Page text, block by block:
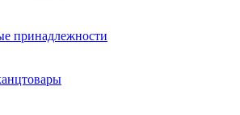
принадлежности